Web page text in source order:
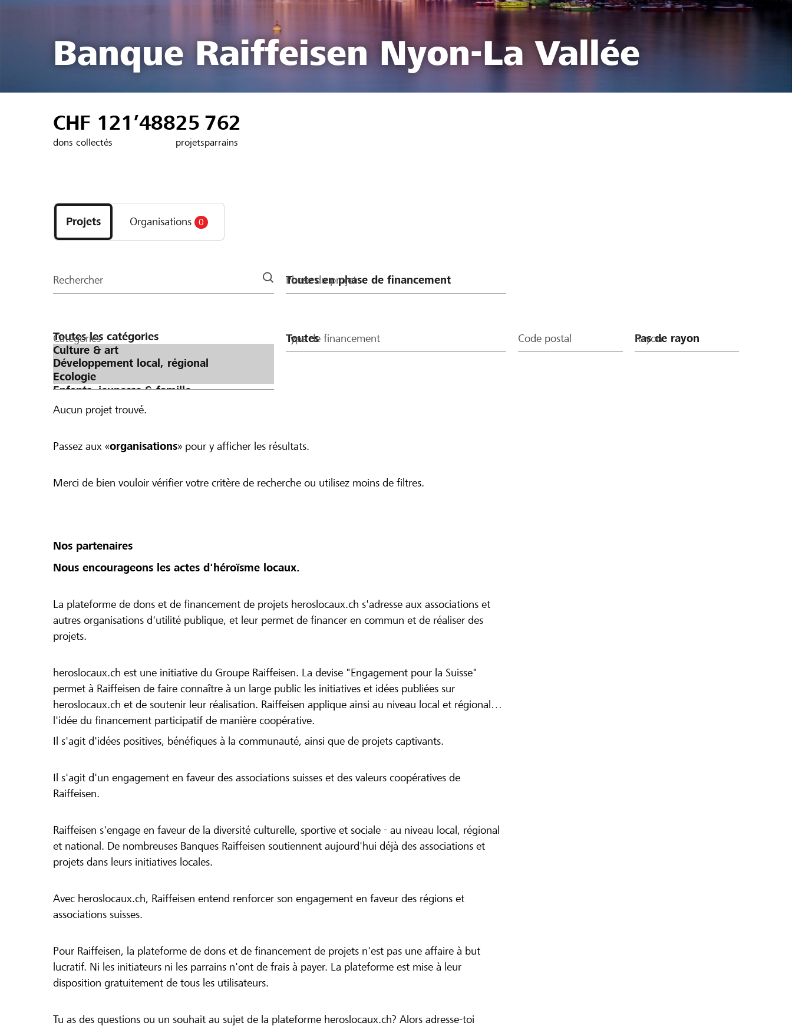
Banque Raiffeisen Nyon-La Vallée
CHF 121’488
dons collectés
25
projets
762
parrains
les
projets
et
la
Projets Organisations 0
Rechercher Phase du projet
Catégories Type de financement Code postal Rayon
Aucun projet trouvé.
Passez aux «organisations» pour y afficher les résultats.
Merci de bien vouloir vérifier votre critère de recherche ou utilisez moins de filtres.
Nos partenaires
Nous encourageons les actes d'héroïsme locaux.
La plateforme de dons et de financement de projets heroslocaux.ch s'adresse aux associations et
autres organisations d'utilité publique, et leur permet de financer en commun et de réaliser des
projets.
heroslocaux.ch est une initiative du Groupe Raiffeisen. La devise "Engagement pour la Suisse"
permet à Raiffeisen de faire connaître à un large public les initiatives et idées publiées sur
heroslocaux.ch et de soutenir leur réalisation. Raiffeisen applique ainsi au niveau local et régional
l'idée du financement participatif de manière coopérative.
Il s'agit d'idées positives, bénéfiques à la communauté, ainsi que de projets captivants.
Il s'agit d'un engagement en faveur des associations suisses et des valeurs coopératives de
Raiffeisen.
Raiffeisen s'engage en faveur de la diversité culturelle, sportive et sociale - au niveau local, régional
et national. De nombreuses Banques Raiffeisen soutiennent aujourd'hui déjà des associations et
projets dans leurs initiatives locales.
Avec heroslocaux.ch, Raiffeisen entend renforcer son engagement en faveur des régions et
associations suisses.
Pour Raiffeisen, la plateforme de dons et de financement de projets n'est pas une affaire à but
lucratif. Ni les initiateurs ni les parrains n'ont de frais à payer. La plateforme est mise à leur
disposition gratuitement de tous les utilisateurs.
Tu as des questions ou un souhait au sujet de la plateforme heroslocaux.ch? Alors adresse-toi